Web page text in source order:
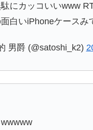
にカッコいいwww
白いiPhoneケースみ
男爵 (@satoshi_k2)